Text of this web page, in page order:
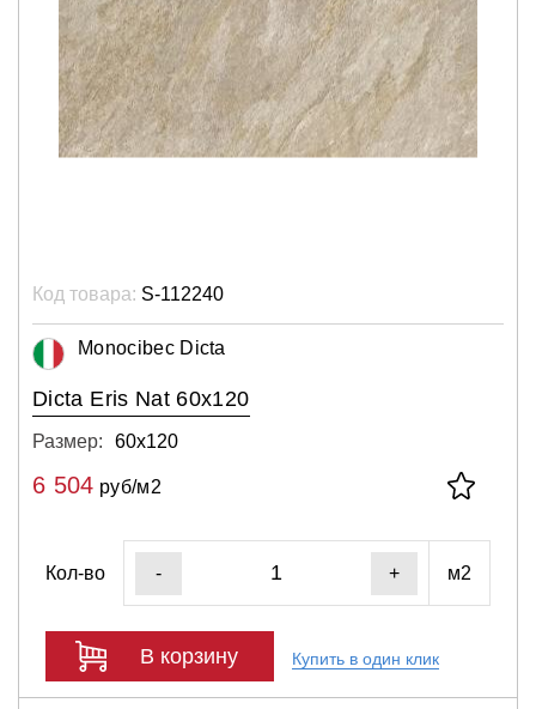
Код товара: S-112240
Monocibec Dicta
Dicta Eris Nat 60x120
Размер: 60х120
6 504 руб/м2
Кол-во - + м2
В корзину Купить в один клик